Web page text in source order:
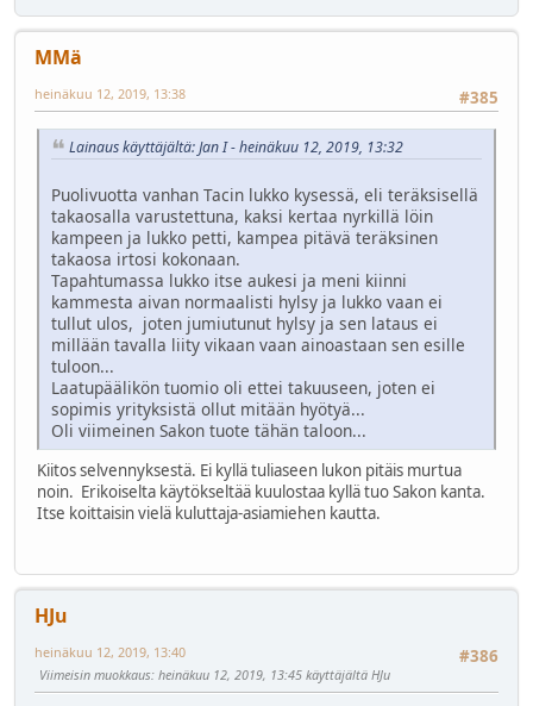
MMä
#385
heinäkuu 12, 2019, 13:38
Lainaus käyttäjältä: Jan I - heinäkuu 12, 2019, 13:32
Puolivuotta vanhan Tacin lukko kysessä, eli teräksisellä
takaosalla varustettuna, kaksi kertaa nyrkillä löin
kampeen ja lukko petti, kampea pitävä teräksinen
takaosa irtosi kokonaan.
Tapahtumassa lukko itse aukesi ja meni kiinni
kammesta aivan normaalisti hylsy ja lukko vaan ei
tullut ulos, joten jumiutunut hylsy ja sen lataus ei
millään tavalla liity vikaan vaan ainoastaan sen esille
tuloon...
Laatupäälikön tuomio oli ettei takuuseen, joten ei
sopimis yrityksistä ollut mitään hyötyä...
Oli viimeinen Sakon tuote tähän taloon...
Kiitos selvennyksestä. Ei kyllä tuliaseen lukon pitäis murtua
noin. Erikoiselta käytökseltää kuulostaa kyllä tuo Sakon kanta.
Itse koittaisin vielä kuluttaja-asiamiehen kautta.
HJu
#386
heinäkuu 12, 2019, 13:40
Viimeisin muokkaus: heinäkuu 12, 2019, 13:45 käyttäjältä HJu